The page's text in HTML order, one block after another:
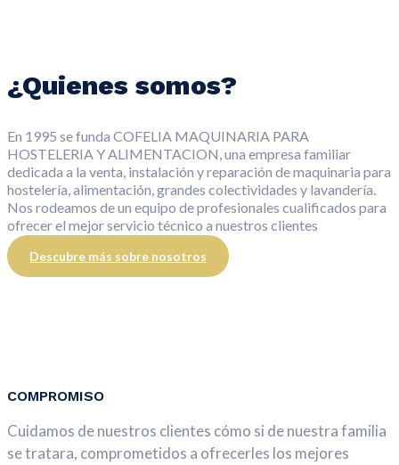
¿Quienes somos?
En 1995 se funda COFELIA MAQUINARIA PARA
HOSTELERIA Y ALIMENTACION, una empresa familiar
dedicada a la venta, instalación y reparación de maquinaria para
hostelería, alimentación, grandes colectividades y lavandería.
Nos rodeamos de un equipo de profesionales cualificados para
ofrecer el mejor servicio técnico a nuestros clientes
Descubre más sobre nosotros
COMPROMISO
Cuidamos de nuestros clientes cómo si de nuestra familia
se tratara, comprometidos a ofrecerles los mejores